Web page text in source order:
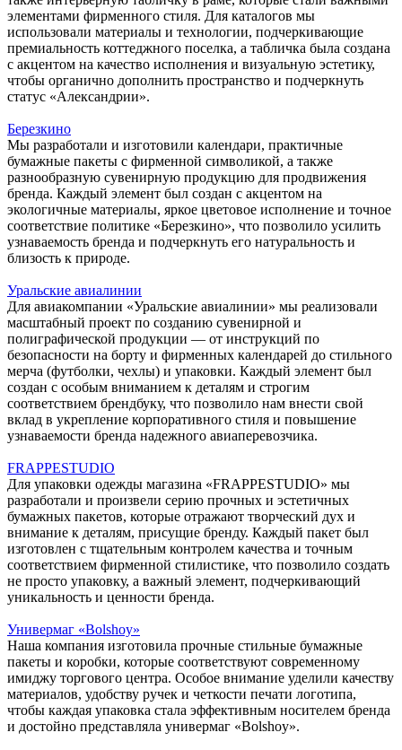
элементами фирменного стиля. Для каталогов мы
использовали материалы и технологии, подчеркивающие
премиальность коттеджного поселка, а табличка была создана
с акцентом на качество исполнения и визуальную эстетику,
чтобы органично дополнить пространство и подчеркнуть
статус «Александрии».
Березкино
Мы разработали и изготовили календари, практичные
бумажные пакеты с фирменной символикой, а также
разнообразную сувенирную продукцию для продвижения
бренда. Каждый элемент был создан с акцентом на
экологичные материалы, яркое цветовое исполнение и точное
соответствие политике «Березкино», что позволило усилить
узнаваемость бренда и подчеркнуть его натуральность и
близость к природе.
Уральские авиалинии
Для авиакомпании «Уральские авиалинии» мы реализовали
масштабный проект по созданию сувенирной и
полиграфической продукции — от инструкций по
безопасности на борту и фирменных календарей до стильного
мерча (футболки, чехлы) и упаковки. Каждый элемент был
создан с особым вниманием к деталям и строгим
соответствием брендбуку, что позволило нам внести свой
вклад в укрепление корпоративного стиля и повышение
узнаваемости бренда надежного авиаперевозчика.
FRAPPESTUDIO
Для упаковки одежды магазина «FRAPPESTUDIO» мы
разработали и произвели серию прочных и эстетичных
бумажных пакетов, которые отражают творческий дух и
внимание к деталям, присущие бренду. Каждый пакет был
изготовлен с тщательным контролем качества и точным
соответствием фирменной стилистике, что позволило создать
не просто упаковку, а важный элемент, подчеркивающий
уникальность и ценности бренда.
Универмаг «Bolshoy»
Наша компания изготовила прочные стильные бумажные
пакеты и коробки, которые соответствуют современному
имиджу торгового центра. Особое внимание уделили качеству
материалов, удобству ручек и четкости печати логотипа,
чтобы каждая упаковка стала эффективным носителем бренда
и достойно представляла универмаг «Bolshoy».